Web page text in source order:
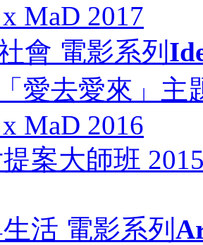
MaD 2017
會 電影系列
愛去愛來」主
MaD 2016
案大師班
活 電影系列